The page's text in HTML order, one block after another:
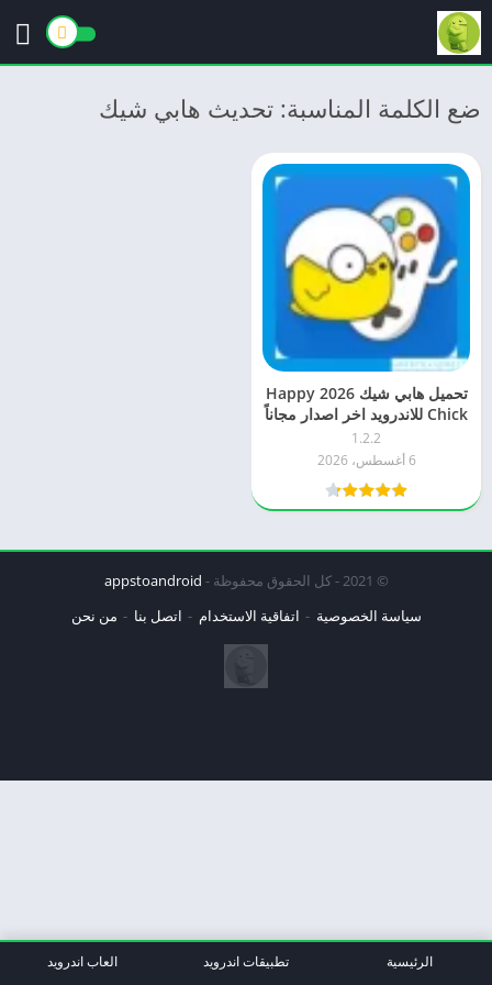
ضع الكلمة المناسبة: تحديث هابي شيك
تحميل هابي شيك 2026 Happy
Chick للاندرويد اخر اصدار مجاناً
1.2.2
6 أغسطس، 2026
© 2021 - كل الحقوق محفوظة -
appstoandroid
سياسة الخصوصية
اتفاقية الاستخدام اتصل بنا من نحن
الرئيسية تطبيقات اندرويد العاب اندرويد